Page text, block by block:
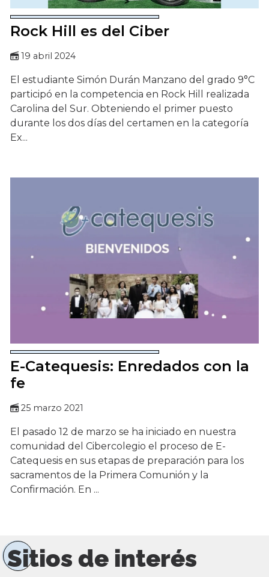
Rock Hill es del Ciber
19 abril 2024
El estudiante Simón Durán Manzano del grado 9°C
participó en la competencia en Rock Hill realizada
Carolina del Sur. Obteniendo el primer puesto
durante los dos días del certamen en la categoría
Ex...
E-Catequesis: Enredados con la
fe
25 marzo 2021
El pasado 12 de marzo se ha iniciado en nuestra
comunidad del Cibercolegio el proceso de E-
Catequesis en sus etapas de preparación para los
sacramentos de la Primera Comunión y la
Confirmación. En ...
Sitios de interés